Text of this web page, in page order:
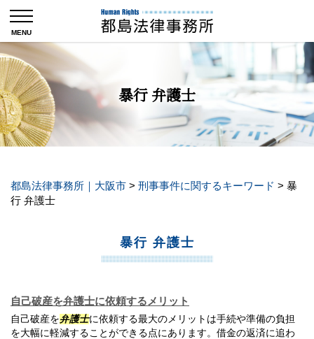
暴行 弁護士
都島法律事務所｜大阪市 > 刑事事件に関するキーワード > 暴
行 弁護士
暴行 弁護士
自己破産を弁護士に依頼するメリット
自己破産を弁護士に依頼する最大のメリットは手続や準備の負担
を大幅に軽減することができる点にあります。借金の返済に追わ